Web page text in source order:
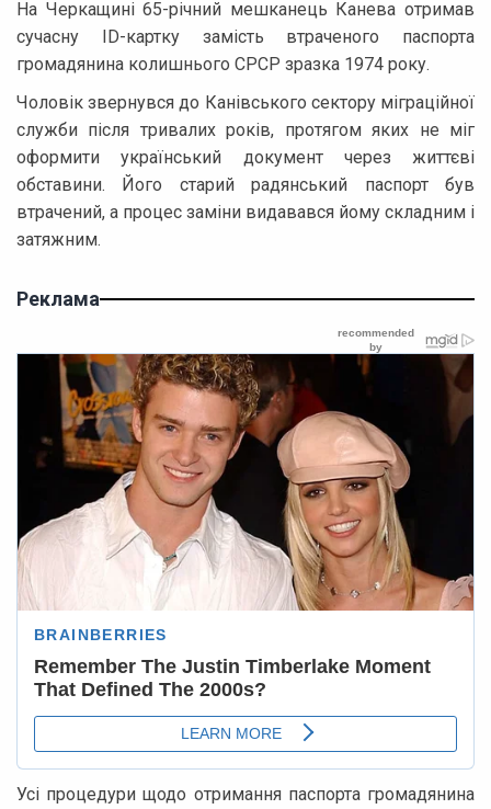
На Черкащині 65-річний мешканець Канева отримав
сучасну ID-картку замість втраченого паспорта
громадянина колишнього СРСР зразка 1974 року.
Чоловік звернувся до Канівського сектору міграційної
служби після тривалих років, протягом яких не міг
оформити український документ через життєві
обставини. Його старий радянський паспорт був
втрачений, а процес заміни видавався йому складним і
затяжним.
Реклама
Усі процедури щодо отримання паспорта громадянина